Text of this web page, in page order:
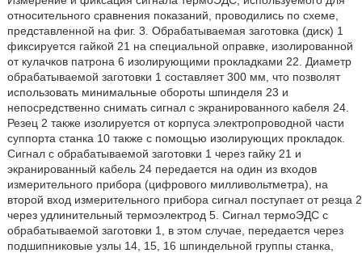
относительного сравнения показаний, проводились по схеме,
представленной на фиг. 3. Обрабатываемая заготовка (диск) 1
фиксируется гайкой 21 на специальной оправке, изолированной
от кулачков патрона 6 изолирующими прокладками 22. Диаметр
обрабатываемой заготовки 1 составляет 300 мм, что позволят
использовать минимальные обороты шпинделя 23 и
непосредственно снимать сигнал с экранированного кабеля 24.
Резец 2 также изолируется от корпуса электропроводной части
суппорта станка 10 также с помощью изолирующих прокладок.
Сигнал с обрабатываемой заготовки 1 через гайку 21 и
экранированный кабель 24 передается на один из входов
измерительного прибора (цифрового милливольтметра), на
второй вход измерительного прибора сигнал поступает от резца 2
через удлинительный термоэлектрод 5. Сигнал термоЭДС с
обрабатываемой заготовки 1, в этом случае, передается через
подшипниковые узлы 14, 15, 16 шпиндельной группы станка,